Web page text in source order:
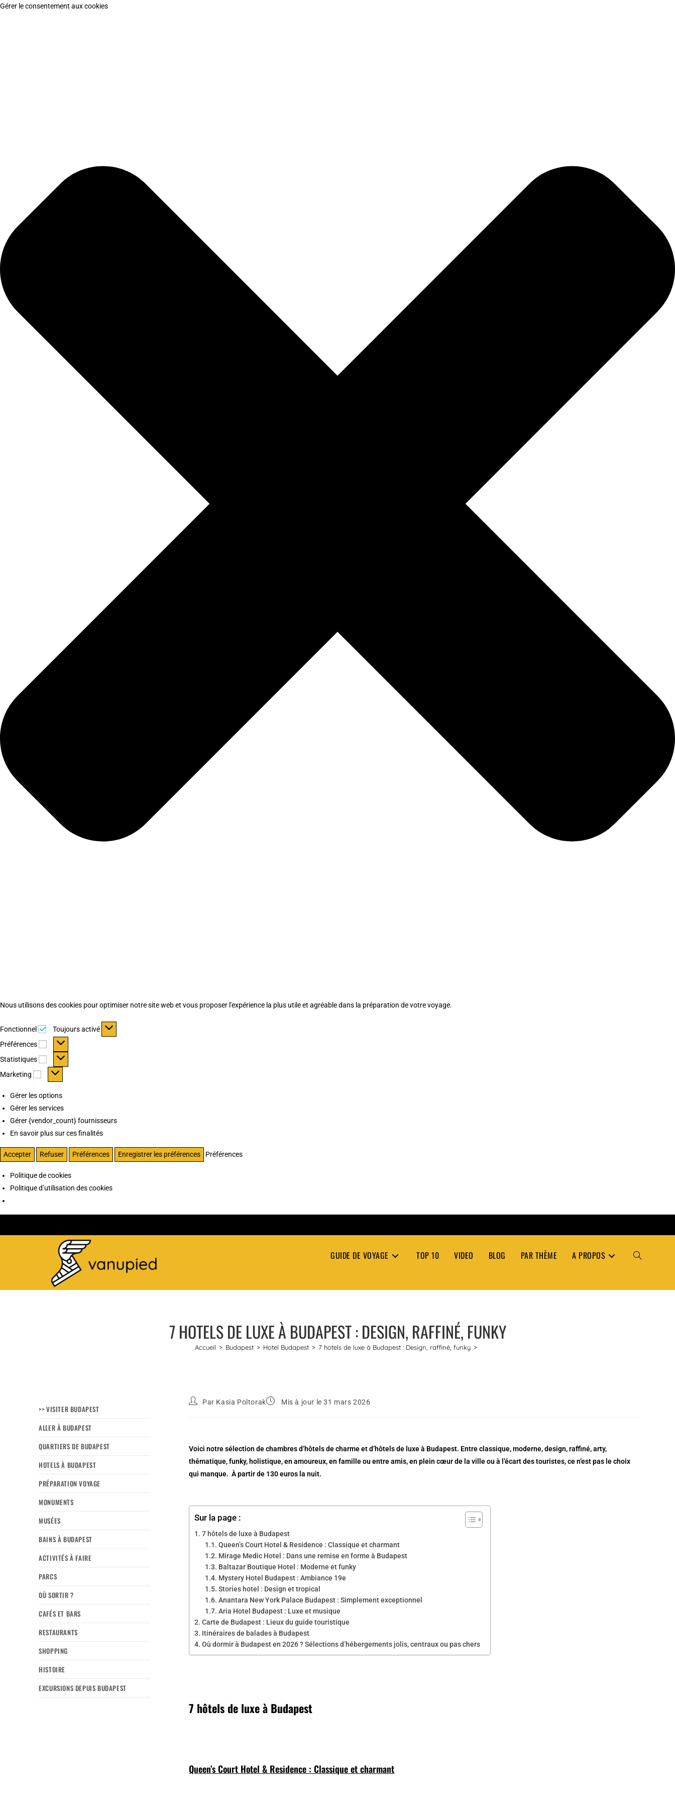
Gérer le consentement aux cookies
Nous utilisons des cookies pour optimiser notre site web et vous proposer l'expérience la plus utile et agréable dans la préparation de votre voyage.
Fonctionnel Fonctionnel
Toujours activé
Préférences
Préférences
Statistiques Statistiques
Marketing Marketing
Gérer les options
Gérer les services
Gérer {vendor_count} fournisseurs
En savoir plus sur ces finalités
Accepter Refuser Préférences Enregistrer les préférences Préférences
Politique de cookies
Politique d’utilisation des cookies
GUIDE DE VOYAGE TOP 10 VIDEO BLOG PAR THÈME A PROPOS TOGGLE
7 HOTELS DE LUXE À BUDAPEST : DESIGN, RAFFINÉ, FUNKY
Accueil > Budapest > Hotel Budapest > 7 hotels de luxe à Budapest : Design, raffiné, funky >
>> VISITER BUDAPEST
ALLER À BUDAPEST
QUARTIERS DE BUDAPEST
HOTELS À BUDAPEST
PRÉPARATION VOYAGE
MONUMENTS
MUSÉES
BAINS À BUDAPEST
ACTIVITÉS À FAIRE
PARCS
OÙ SORTIR ?
CAFÉS ET BARS
RESTAURANTS
SHOPPING
HISTOIRE
EXCURSIONS DEPUIS BUDAPEST
Par Kasia Poltorak Mis à jour le 31 mars 2026
Voici notre sélection de chambres d’hôtels de charme et d’hôtels de luxe à Budapest. Entre classique, moderne, design, raffiné, arty,
thématique, funky, holistique, en amoureux, en famille ou entre amis, en plein cœur de la ville ou à l’écart des touristes, ce n’est pas le choix
qui manque. À partir de 130 euros la nuit.
Sur la page :
7 hôtels de luxe à Budapest
Queen’s Court Hotel & Residence : Classique et charmant
Mirage Medic Hotel : Dans une remise en forme à Budapest
Baltazar Boutique Hotel : Moderne et funky
Mystery Hotel Budapest : Ambiance 19e
Stories hotel : Design et tropical
Anantara New York Palace Budapest : Simplement exceptionnel
Aria Hotel Budapest : Luxe et musique
Carte de Budapest : Lieux du guide touristique
Itinéraires de balades à Budapest
Où dormir à Budapest en 2026 ? Sélections d’hébergements jolis, centraux ou pas chers
7 hôtels de luxe à Budapest
Queen’s Court Hotel & Residence : Classique et charmant